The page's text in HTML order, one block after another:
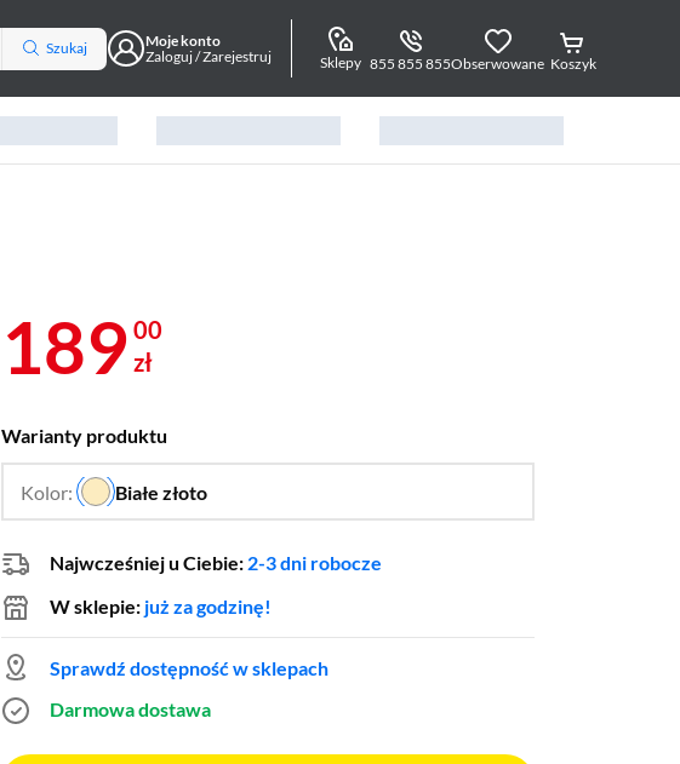
Szukaj
Moje konto
Zaloguj / Zarejestruj
Sklepy 855 855 855Obserwowane Koszyk
189 00
zł
Warianty produktu
Kolor: Białe złoto
…
Najwcześniej u Ciebie: 2-3 dni robocze
W sklepie: już za godzinę!
Sprawdź dostępność w sklepach
Darmowa dostawa